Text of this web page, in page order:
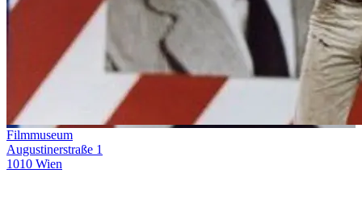
Filmmuseum
Augustinerstraße 1
1010 Wien